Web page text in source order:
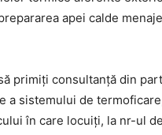
apei calde
primiți consultanță din
a sistemului de
în care locuiți, la nr-ul